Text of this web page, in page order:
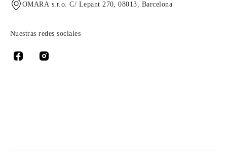
OMARA s.r.o. C/ Lepant 270, 08013, Barcelona
Nuestras redes sociales